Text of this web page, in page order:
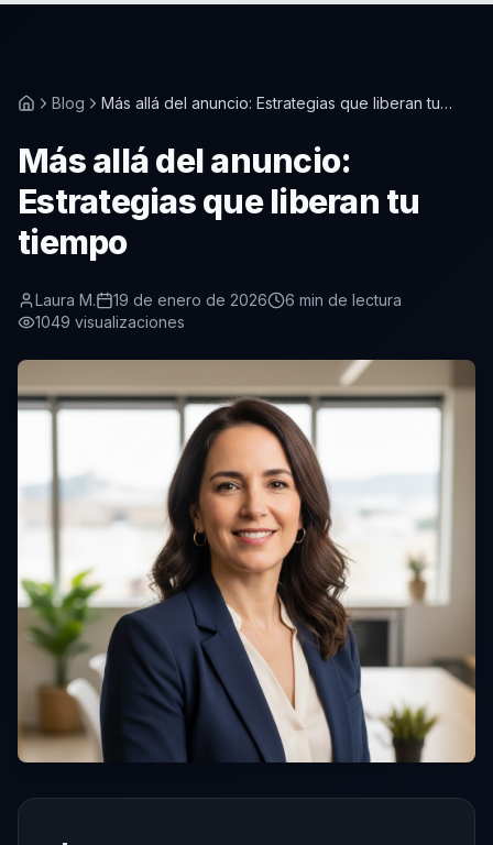
Blog
Más allá del anuncio: Estrategias que liberan tu
Más allá del anuncio:
Estrategias que liberan tu
tiempo
Laura M. 19 de enero de 2026 6 min de lectura
1049 visualizaciones